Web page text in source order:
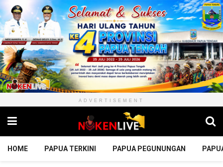
ADVERTISEMENT
HOME PAPUA TERKINI PAPUA PEGUNUNGAN